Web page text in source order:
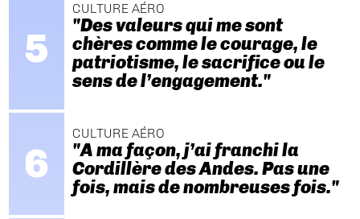
CULTURE AÉRO
"Des valeurs qui me sont
chères comme le courage, le
patriotisme, le sacrifice ou le
sens de l’engagement."
CULTURE AÉRO
"A ma façon, j’ai franchi la
Cordillère des Andes. Pas une
fois, mais de nombreuses fois."